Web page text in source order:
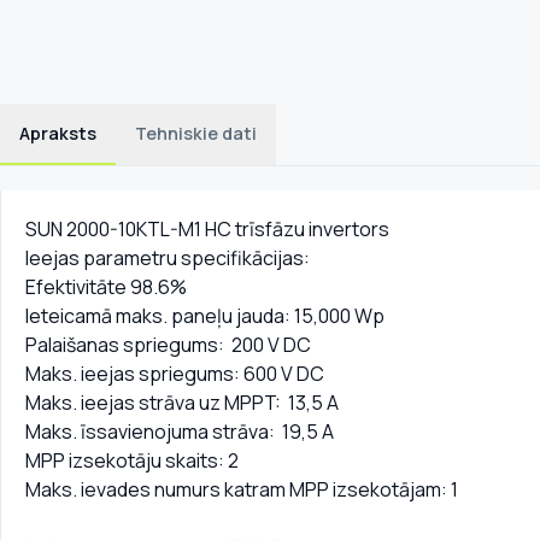
Apraksts Tehniskie dati
SUN 2000-10KTL-M1 HC trīsfāzu invertors
Ieejas parametru specifikācijas:
Efektivitāte 98.6%
Ieteicamā maks. paneļu jauda: 15,000 Wp
Palaišanas spriegums: 200 V DC
Maks. ieejas spriegums: 600 V DC
Maks. ieejas strāva uz MPPT: 13,5 A
Maks. īssavienojuma strāva: 19,5 A
MPP izsekotāju skaits: 2
Maks. ievades numurs katram MPP izsekotājam: 1